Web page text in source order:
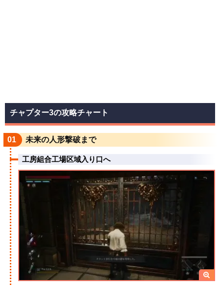
チャプター3の攻略チャート
01 未来の人形撃破まで
工房組合工場区域入り口へ